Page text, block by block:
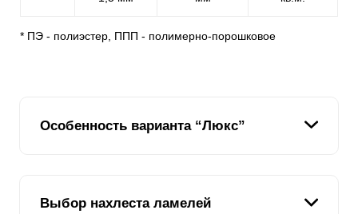
* ПЭ - полиэстер, ППП - полимерно-порошковое
Особенность варианта “Люкс”
В отличие от предыдущих версий, которые
Выбор нахлеста ламелей